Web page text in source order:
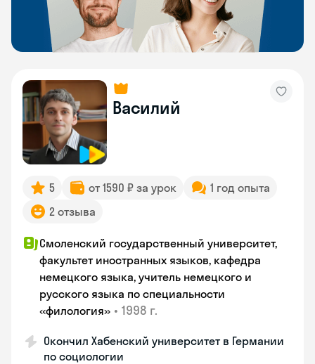
Василий
5 от 1590 ₽ за урок
1 год опыта
2 отзыва
Смоленский государственный университет,
факультет иностранных языков, кафедра
немецкого языка, учитель немецкого и
русского языка по специальности
«филология» • 1998 г.
Окончил Хабенский университет в Германии
по социологии